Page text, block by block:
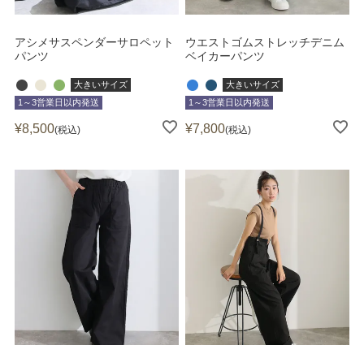
アシメサスペンダーサロペット
パンツ
大きいサイズ
1～3営業日以内発送
¥8,500 税込
ウエストゴムストレッチデニム
ベイカーパンツ
大きいサイズ
1～3営業日以内発送
¥7,800 税込